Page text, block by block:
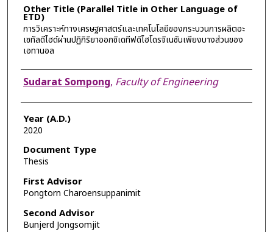
Other Title (Parallel Title in Other Language of
ETD)
การวิเคราะห์ทางเศรษฐศาสตร์และเทคโนโลยีของกระบวนการผลิตอะ
เซทัลดีไฮด์ผ่านปฏิกิริยาออกซิเดทีฟดีไฮโดรจิเนชันเพียงบางส่วนของ
เอทานอล
Author
Sudarat Sompong, Faculty of Engineering
Year (A.D.)
2020
Document Type
Thesis
First Advisor
Pongtorn Charoensuppanimit
Second Advisor
Bunjerd Jongsomjit